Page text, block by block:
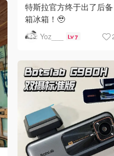
特斯拉官方终于出了后备
箱冰箱！🥹
Yoz___ 7